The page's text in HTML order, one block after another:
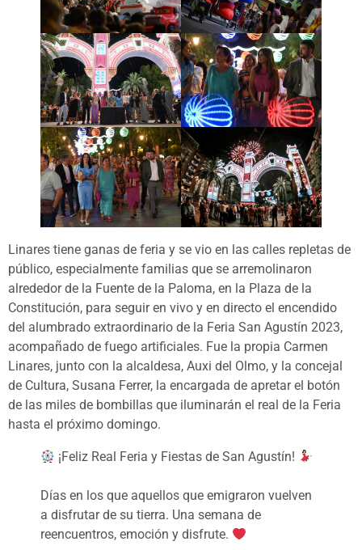
Linares tiene ganas de feria y se vio en las calles repletas de
público, especialmente familias que se arremolinaron
alrededor de la Fuente de la Paloma, en la Plaza de la
Constitución, para seguir en vivo y en directo el encendido
del alumbrado extraordinario de la Feria San Agustín 2023,
acompañado de fuego artificiales. Fue la propia Carmen
Linares, junto con la alcaldesa, Auxi del Olmo, y la concejal
de Cultura, Susana Ferrer, la encargada de apretar el botón
de las miles de bombillas que iluminarán el real de la Feria
hasta el próximo domingo.
¡Feliz Real Feria y Fiestas de San Agustín!
Días en los que aquellos que emigraron vuelven
a disfrutar de su tierra. Una semana de
reencuentros, emoción y disfrute.